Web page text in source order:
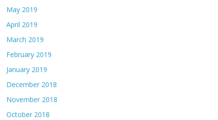
May 2019
April 2019
March 2019
February 2019
January 2019
December 2018
November 2018
October 2018